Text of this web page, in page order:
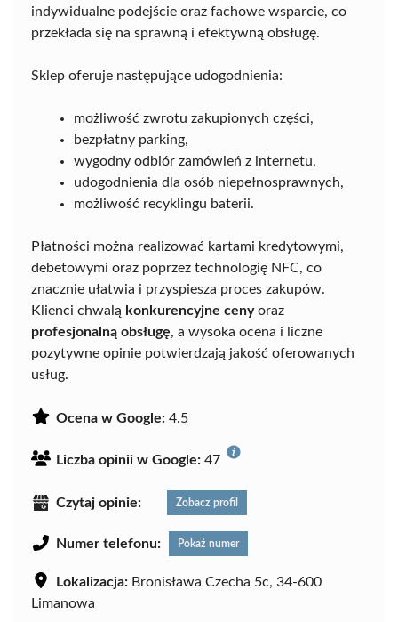
indywidualne podejście oraz fachowe wsparcie, co
przekłada się na sprawną i efektywną obsługę.
Sklep oferuje następujące udogodnienia:
możliwość zwrotu zakupionych części,
bezpłatny parking,
wygodny odbiór zamówień z internetu,
udogodnienia dla osób niepełnosprawnych,
możliwość recyklingu baterii.
Płatności można realizować kartami kredytowymi,
debetowymi oraz poprzez technologię NFC, co
znacznie ułatwia i przyspiesza proces zakupów.
Klienci chwalą konkurencyjne cenyoraz
profesjonalną obsługę, a wysoka ocena i liczne
pozytywne opinie potwierdzają jakość oferowanych
usług.
Ocena w Google: 4.5
Liczba opinii w Google: 47
Czytaj opinie: Zobacz profil
Numer telefonu: Pokaż numer
Lokalizacja: Bronisława Czecha 5c, 34-600
Limanowa